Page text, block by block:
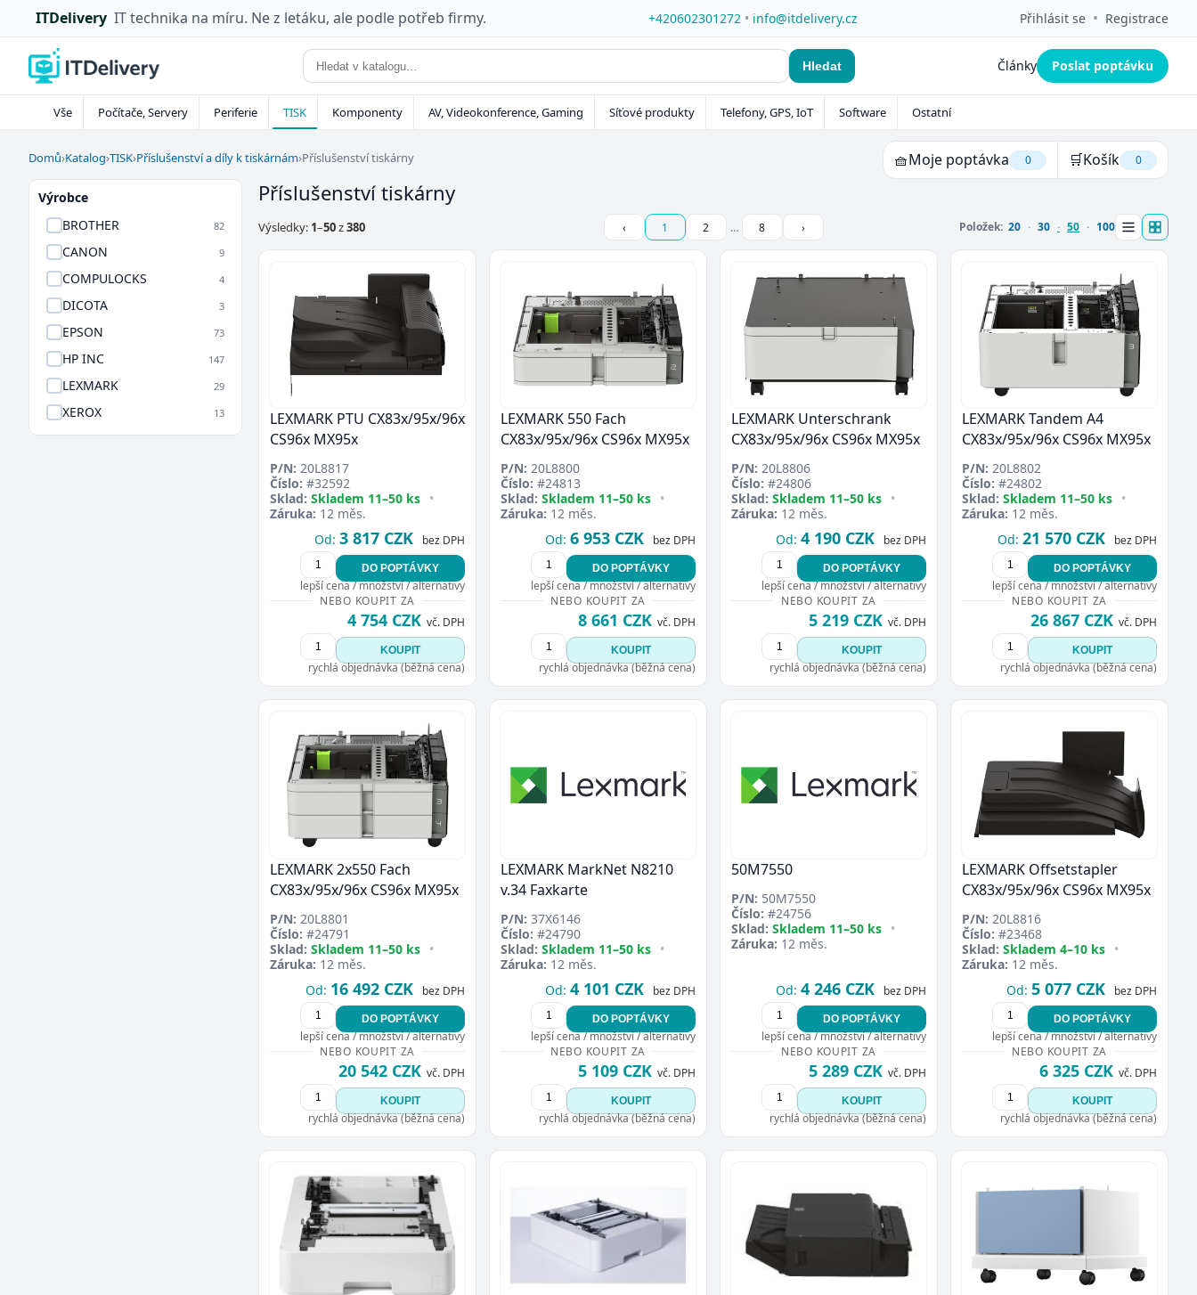
ITDelivery IT technika na míru. Ne z letáku, ale podle potřeb firmy. +420602301272 • info@itdelivery.cz Přihlásit se • Registrace
Hledat Články Poslat poptávku
Vše Počítače, Servery Periferie TISK Komponenty AV, Videokonference, Gaming Síťové produkty Telefony, GPS, IoT Software Ostatní
Domů›Katalog›TISK›Příslušenství a díly k tiskárnám›Příslušenství tiskárny 🧺Moje poptávka 0 🛒Košík 0
Výrobce
BROTHER
82
CANON 9
COMPULOCKS 4
DICOTA 3
EPSON 73
HP INC 147
LEXMARK 29
XEROX 13
Příslušenství tiskárny
Výsledky: 1–50z380 ‹ 1 2 … 8 › Položek: 20 30 50 100
LEXMARK PTU CX83x/95x/96x
CS96x MX95x
P/N: 20L8817
Číslo: #32592
Sklad: Skladem 11–50 ks •
Záruka: 12 měs.
Od: 3 817 CZK bez DPH
DO POPTÁVKY
lepší cena / množství / alternativy
NEBO KOUPIT ZA
4 754 CZK vč. DPH
KOUPIT
rychlá objednávka (běžná cena)
LEXMARK 550 Fach
CX83x/95x/96x CS96x MX95x
P/N: 20L8800
Číslo: #24813
Sklad: Skladem 11–50 ks •
Záruka: 12 měs.
Od: 6 953 CZK bez DPH
DO POPTÁVKY
lepší cena / množství / alternativy
NEBO KOUPIT ZA
8 661 CZK vč. DPH
KOUPIT
rychlá objednávka (běžná cena)
LEXMARK Unterschrank
CX83x/95x/96x CS96x MX95x
P/N: 20L8806
Číslo: #24806
Sklad: Skladem 11–50 ks •
Záruka: 12 měs.
Od: 4 190 CZK bez DPH
DO POPTÁVKY
lepší cena / množství / alternativy
NEBO KOUPIT ZA
5 219 CZK vč. DPH
KOUPIT
rychlá objednávka (běžná cena)
LEXMARK Tandem A4
CX83x/95x/96x CS96x MX95x
P/N: 20L8802
Číslo: #24802
Sklad: Skladem 11–50 ks •
Záruka: 12 měs.
Od: 21 570 CZK bez DPH
DO POPTÁVKY
lepší cena / množství / alternativy
NEBO KOUPIT ZA
26 867 CZK vč. DPH
KOUPIT
rychlá objednávka (běžná cena)
LEXMARK 2x550 Fach
CX83x/95x/96x CS96x MX95x
P/N: 20L8801
Číslo: #24791
Sklad: Skladem 11–50 ks •
Záruka: 12 měs.
Od: 16 492 CZK bez DPH
DO POPTÁVKY
lepší cena / množství / alternativy
NEBO KOUPIT ZA
20 542 CZK vč. DPH
KOUPIT
rychlá objednávka (běžná cena)
LEXMARK MarkNet N8210
v.34 Faxkarte
P/N: 37X6146
Číslo: #24790
Sklad: Skladem 11–50 ks •
Záruka: 12 měs.
Od: 4 101 CZK bez DPH
DO POPTÁVKY
lepší cena / množství / alternativy
NEBO KOUPIT ZA
5 109 CZK vč. DPH
KOUPIT
rychlá objednávka (běžná cena)
50M7550
P/N: 50M7550
Číslo: #24756
Sklad: Skladem 11–50 ks •
Záruka: 12 měs.
Od: 4 246 CZK bez DPH
DO POPTÁVKY
lepší cena / množství / alternativy
NEBO KOUPIT ZA
5 289 CZK vč. DPH
KOUPIT
rychlá objednávka (běžná cena)
LEXMARK Offsetstapler
CX83x/95x/96x CS96x MX95x
P/N: 20L8816
Číslo: #23468
Sklad: Skladem 4–10 ks •
Záruka: 12 měs.
Od: 5 077 CZK bez DPH
DO POPTÁVKY
lepší cena / množství / alternativy
NEBO KOUPIT ZA
6 325 CZK vč. DPH
KOUPIT
rychlá objednávka (běžná cena)